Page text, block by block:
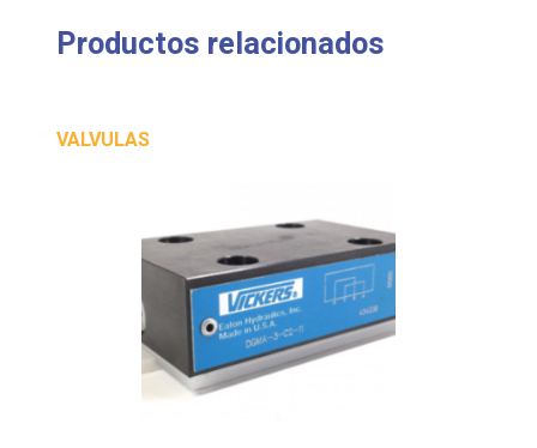
Productos relacionados
VALVULAS